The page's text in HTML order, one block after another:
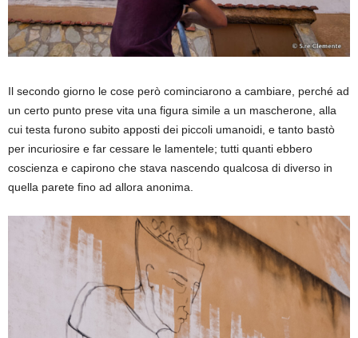
Il secondo giorno le cose però cominciarono a cambiare, perché ad
un certo punto prese vita una figura simile a un mascherone, alla
cui testa furono subito apposti dei piccoli umanoidi, e tanto bastò
per incuriosire e far cessare le lamentele; tutti quanti ebbero
coscienza e capirono che stava nascendo qualcosa di diverso in
quella parete fino ad allora anonima.